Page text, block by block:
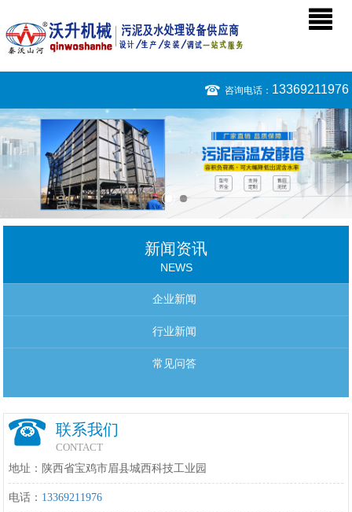
咨询电话： 13369211976
新闻资讯
NEWS
企业新闻
行业新闻
常见问答
联系我们
CONTACT
地址：陕西省宝鸡市眉县城西科技工业园
电话： 13369211976